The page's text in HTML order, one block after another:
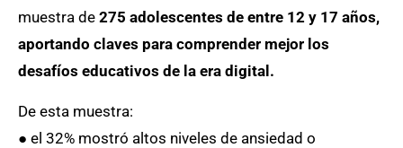
muestra de 275 adolescentes de entre 12 y 17 años,
aportando claves para comprender mejor los
desafíos educativos de la era digital.
De esta muestra:
● el 32% mostró altos niveles de ansiedad o